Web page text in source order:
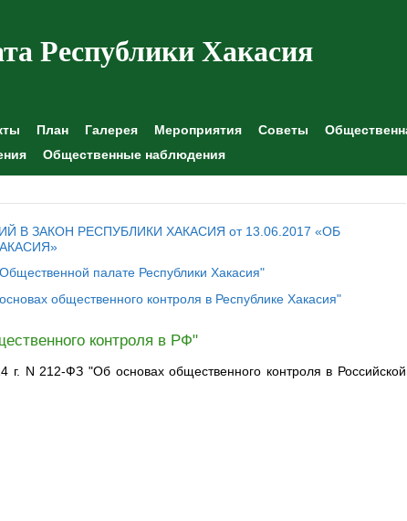
Республики Хакасия
План Галерея Мероприятия Советы
Общественные наблюдения
ЗАКОН РЕСПУБЛИКИ ХАКАСИЯ от 13.06.2017 «ОБ
палате Республики Хакасия"
общественного контроля в Республике Хакасия"
контроля в РФ"
N 212-ФЗ "Об основах общественного контроля в Российской